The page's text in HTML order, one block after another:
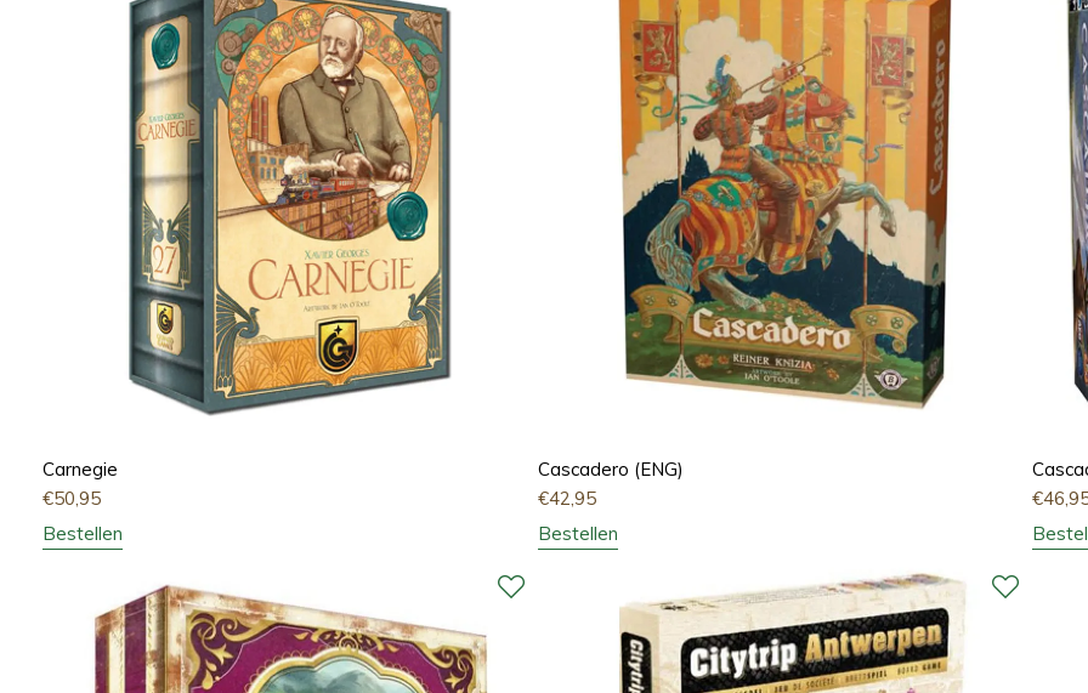
Carnegie
€50,95
Bestellen
Cascadero (ENG)
€42,95
Bestellen
€